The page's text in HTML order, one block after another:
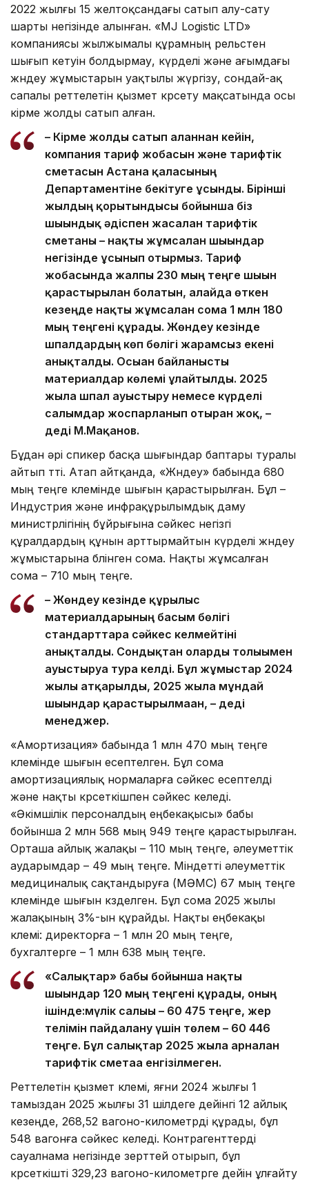
2022 жылғы 15 желтоқсандағы сатып алу-сату
шарты негізінде алынған. «MJ Logistic LTD»
компаниясы жылжымалы құрамның рельстен
шығып кетуін болдырмау, күрделі және ағымдағы
жөндеу жұмыстарын уақтылы жүргізу, сондай-ақ
сапалы реттелетін қызмет көрсету мақсатында осы
кірме жолды сатып алған.
– Кірме жолды сатып алғаннан кейін,
компания тариф жобасын және тарифтік
сметасын Астана қаласының
Департаментіне бекітуге ұсынды. Бірінші
жылдың қорытындысы бойынша біз
шығындық әдіспен жасалған тарифтік
сметаны – нақты жұмсалған шығындар
негізінде ұсынып отырмыз. Тариф
жобасында жалпы 230 мың теңге шығын
қарастырылған болатын, алайда өткен
кезеңде нақты жұмсалған сома 1 млн 180
мың теңгені құрады. Жөндеу кезінде
шпалдардың көп бөлігі жарамсыз екені
анықталды. Осыған байланысты
материалдар көлемі ұлғайтылды. 2025
жылға шпал ауыстыру немесе күрделі
салымдар жоспарланып отырған жоқ, –
деді М.Мақанов.
Бұдан әрі спикер басқа шығындар баптары туралы
айтып өтті. Атап айтқанда, «Жөндеу» бабында 680
мың теңге көлемінде шығын қарастырылған. Бұл –
Индустрия және инфрақұрылымдық даму
министрлігінің бұйрығына сәйкес негізгі
құралдардың құнын арттырмайтын күрделі жөндеу
жұмыстарына бөлінген сома. Нақты жұмсалған
сома – 710 мың теңге.
– Жөндеу кезінде құрылыс
материалдарының басым бөлігі
стандарттарға сәйкес келмейтіні
анықталды. Сондықтан оларды толығымен
ауыстыруға тура келді. Бұл жұмыстар 2024
жылы атқарылды, 2025 жылға мұндай
шығындар қарастырылмаған, – деді
менеджер.
«Амортизация» бабында 1 млн 470 мың теңге
көлемінде шығын есептелген. Бұл сома
амортизациялық нормаларға сәйкес есептелді
және нақты көрсеткішпен сәйкес келеді.
«Әкімшілік персоналдың еңбекақысы» бабы
бойынша 2 млн 568 мың 949 теңге қарастырылған.
Орташа айлық жалақы – 110 мың теңге, әлеуметтік
аударымдар – 49 мың теңге. Міндетті әлеуметтік
медициналық сақтандыруға (МӘМС) 67 мың теңге
көлемінде шығын көзделген. Бұл сома 2025 жылы
жалақының 3%-ын құрайды. Нақты еңбекақы
көлемі: директорға – 1 млн 20 мың теңге,
бухгалтерге – 1 млн 638 мың теңге.
«Салықтар» бабы бойынша нақты
шығындар 120 мың теңгені құрады, оның
ішінде:мүлік салығы – 60 475 теңге, жер
телімін пайдалану үшін төлем – 60 446
теңге. Бұл салықтар 2025 жылға арналған
тарифтік сметаға енгізілмеген.
Реттелетін қызмет көлемі, яғни 2024 жылғы 1
тамыздан 2025 жылғы 31 шілдеге дейінгі 12 айлық
кезеңде, 268,52 вагоно-километрді құрады, бұл
548 вагонға сәйкес келеді. Контрагенттерді
сауалнама негізінде зерттей отырып, бұл
көрсеткішті 329,23 вагоно-километрге дейін ұлғайту